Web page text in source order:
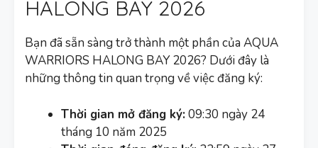
HALONG BAY 2026
Bạn đã sẵn sàng trở thành một phần của AQUA
WARRIORS HALONG BAY 2026? Dưới đây là
những thông tin quan trọng về việc đăng ký:
Thời gian mở đăng ký:09:30 ngày 24
tháng 10 năm 2025